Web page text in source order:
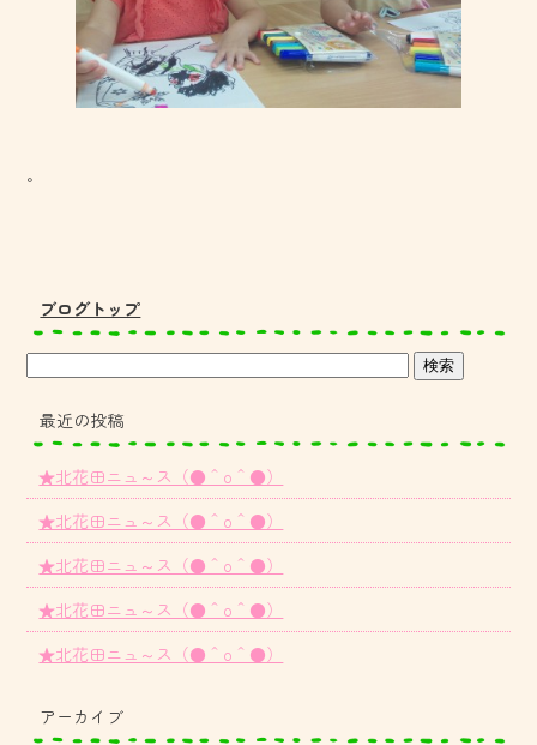
。
ブログトップ
最近の投稿
★北花田ニュ～ス（●＾o＾●）
★北花田ニュ～ス（●＾o＾●）
★北花田ニュ～ス（●＾o＾●）
★北花田ニュ～ス（●＾o＾●）
★北花田ニュ～ス（●＾o＾●）
アーカイブ